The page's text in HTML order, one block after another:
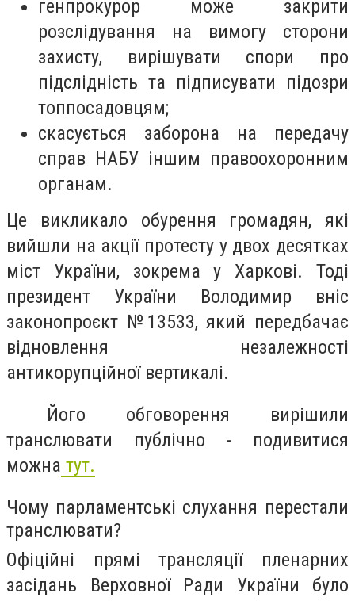
генпрокурор може закрити
розслідування на вимогу сторони
захисту, вирішувати спори про
підслідність та підписувати підозри
топпосадовцям;
скасується заборона на передачу
справ НАБУ іншим правоохоронним
органам.
Це викликало обурення громадян, які
вийшли на акції протесту у двох десятках
міст України, зокрема у Харкові. Тоді
президент України Володимир вніс
законопроєкт №13533, який передбачає
відновлення незалежності
антикорупційної вертикалі.
Його обговорення вирішили
транслювати публічно - подивитися
можна тут.
Чому парламентські слухання перестали
транслювати?
Офіційні прямі трансляції пленарних
засідань Верховної Ради України було